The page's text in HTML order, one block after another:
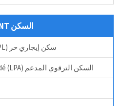
LOGEMENT السكن
Logement public locatif (LPL) سكن إيجاري حر
Logement promotionnel aidé (LPA) السكن الترقوي المدعم